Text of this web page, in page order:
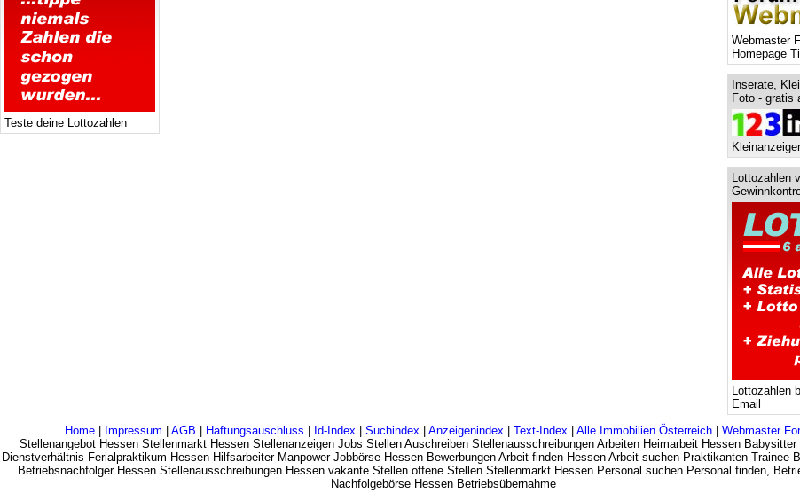
Teste deine Lottozahlen
Webmaster
Homepage
Inserate,
Foto - gratis
Lottozahlen
Lottozahlen
Email
Home| Impressum AGB Haftungsauschluss Id-Index| Suchindex| Anzeigenindex| Text-Index| Alle Immobilien Österreich| Webmaster
Stellenangebot Hessen Stellenmarkt Hessen Stellenanzeigen Jobs Stellen Auschreiben Stellenausschreibungen Arbeiten Heimarbeit Hessen Babysitter
Dienstverhältnis Ferialpraktikum Hessen Hilfsarbeiter Manpower Jobbörse Hessen Bewerbungen Arbeit finden Hessen Arbeit suchen Praktikanten Trainee
Betriebsnachfolger Hessen Stellenausschreibungen Hessen vakante Stellen offene Stellen Stellenmarkt Hessen Personal suchen Personal finden,
Nachfolgebörse Hessen Betriebsübernahme